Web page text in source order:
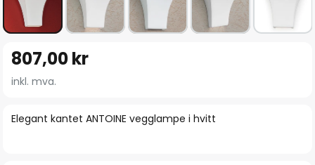
begynnelsen
bildegalleri
Elegant kantet ANTOINE vegglampe i hvitt
807,00 kr
inkl. mva.